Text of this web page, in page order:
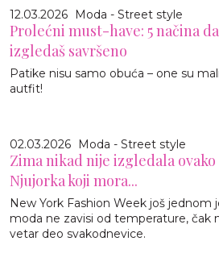
12.03.2026 Moda - Street style
Prolećni must-have: 5 načina
izgledaš savršeno
Patike nisu samo obuća – one su
autfit!
02.03.2026 Moda - Street style
Zima nikad nije izgledala
Njujorka koji mora...
New York Fashion Week još jednom
moda ne zavisi od temperature, čak
vetar deo svakodnevice.